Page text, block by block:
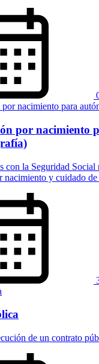
por nacimiento
con la Seguridad
nacimiento y cuidado de
de un contrato